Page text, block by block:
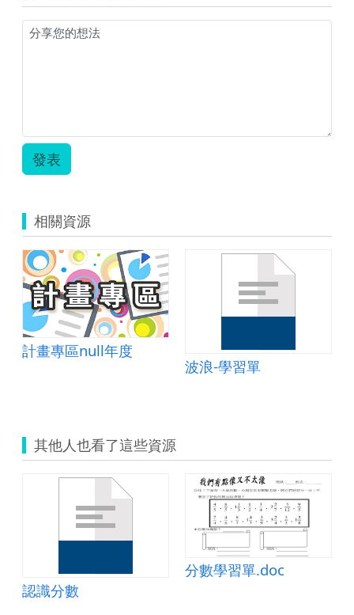
發表
相關資源
計畫專區null年度
波浪-學習單
其他人也看了這些資源
認識分數
分數學習單.doc